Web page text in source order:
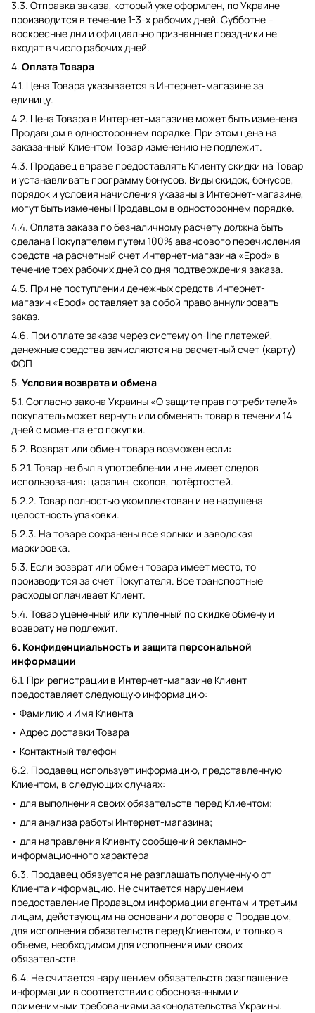
3.3. Отправка заказа, который уже оформлен, по Украине
производится в течение 1-3-х рабочих дней. Субботне –
воскресные дни и официально признанные праздники не
входят в число рабочих дней.
4. Оплата Товара
4.1. Цена Товара указывается в Интернет-магазине за
единицу.
4.2. Цена Товара в Интернет-магазине может быть изменена
Продавцом в одностороннем порядке. При этом цена на
заказанный Клиентом Товар изменению не подлежит.
4.3. Продавец вправе предоставлять Клиенту скидки на Товар
и устанавливать программу бонусов. Виды скидок, бонусов,
порядок и условия начисления указаны в Интернет-магазине,
могут быть изменены Продавцом в одностороннем порядке.
4.4. Оплата заказа по безналичному расчету должна быть
сделана Покупателем путем 100% авансового перечисления
средств на расчетный счет Интернет-магазина «Epod» в
течение трех рабочих дней со дня подтверждения заказа.
4.5. При не поступлении денежных средств Интернет-
магазин «Epod» оставляет за собой право аннулировать
заказ.
4.6. При оплате заказа через систему on-line платежей,
денежные средства зачисляются на расчетный счет (карту)
ФОП
5. Условия возврата и обмена
5.1. Согласно закона Украины «О защите прав потребителей»
покупатель может вернуть или обменять товар в течении 14
дней с момента его покупки.
5.2. Возврат или обмен товара возможен если:
5.2.1. Товар не был в употреблении и не имеет следов
использования: царапин, сколов, потёртостей.
5.2.2. Товар полностью укомплектован и не нарушена
целостность упаковки.
5.2.3. На товаре сохранены все ярлыки и заводская
маркировка.
5.3. Если возврат или обмен товара имеет место, то
производится за счет Покупателя. Все транспортные
расходы оплачивает Клиент.
5.4. Товар уцененный или купленный по скидке обмену и
возврату не подлежит.
6. Конфиденциальность и защита персональной
информации
6.1. При регистрации в Интернет-магазине Клиент
предоставляет следующую информацию:
• Фамилию и Имя Клиента
• Адрес доставки Товара
• Контактный телефон
6.2. Продавец использует информацию, представленную
Клиентом, в следующих случаях:
• для выполнения своих обязательств перед Клиентом;
• для анализа работы Интернет-магазина;
• для направления Клиенту сообщений рекламно-
информационного характера
6.3. Продавец обязуется не разглашать полученную от
Клиента информацию. Не считается нарушением
предоставление Продавцом информации агентам и третьим
лицам, действующим на основании договора с Продавцом,
для исполнения обязательств перед Клиентом, и только в
объеме, необходимом для исполнения ими своих
обязательств.
6.4. Не считается нарушением обязательств разглашение
информации в соответствии с обоснованными и
применимыми требованиями законодательства Украины.